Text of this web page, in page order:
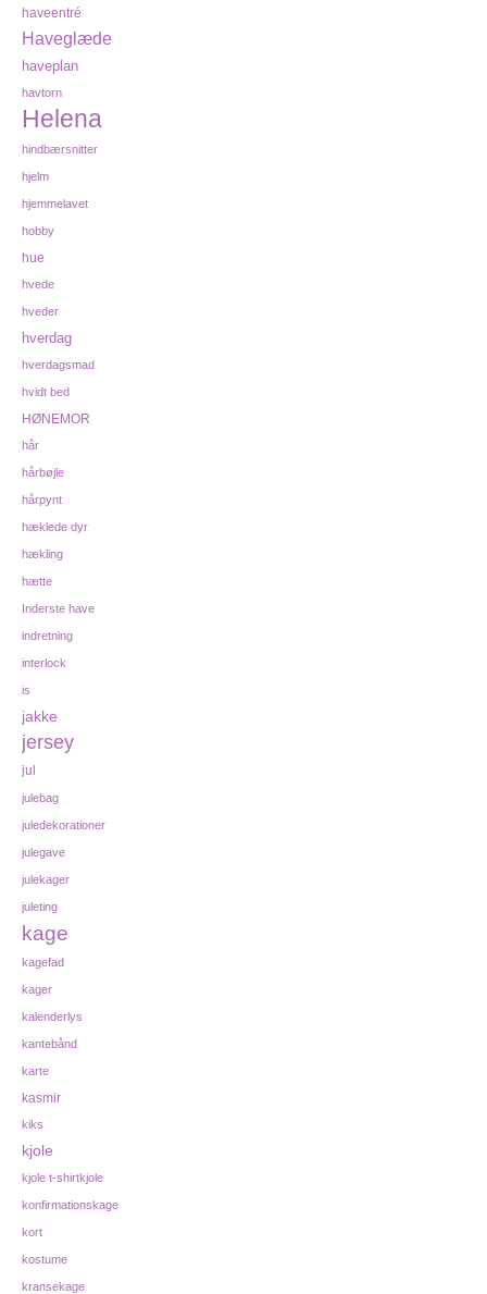
haveentré
Haveglæde
haveplan
havtorn
Helena
hindbærsnitter
hjelm
hjemmelavet
hobby
hue
hvede
hveder
hverdag
hverdagsmad
hvidt bed
HØNEMOR
hår
hårbøjle
hårpynt
hæklede dyr
hækling
hætte
Inderste have
indretning
interlock
is
jakke
jersey
jul
julebag
juledekorationer
julegave
julekager
juleting
kage
kagefad
kager
kalenderlys
kantebånd
karte
kasmir
kiks
kjole
kjole t-shirtkjole
konfirmationskage
kort
kostume
kransekage